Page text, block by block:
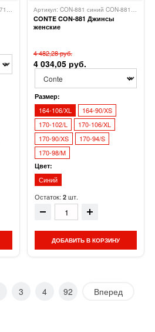
CONTE CON-881 Джинсы
женские
4 482,28 руб.
4 034,05 руб.
Размер:
164-106/XL
164-90/XS
170-102/L
170-106/XL
170-90/XS
170-94/S
170-98/M
Цвет:
Синий
Остаток: 2 шт.
ДОБАВИТЬ В КОРЗИНУ
3 4 92 Вперед